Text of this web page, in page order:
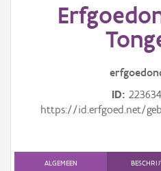
Aanduidingsobject
Gebeurtenis
Downloads
ID 223634
https://id.erfgoed.net/
ALGEMEEN